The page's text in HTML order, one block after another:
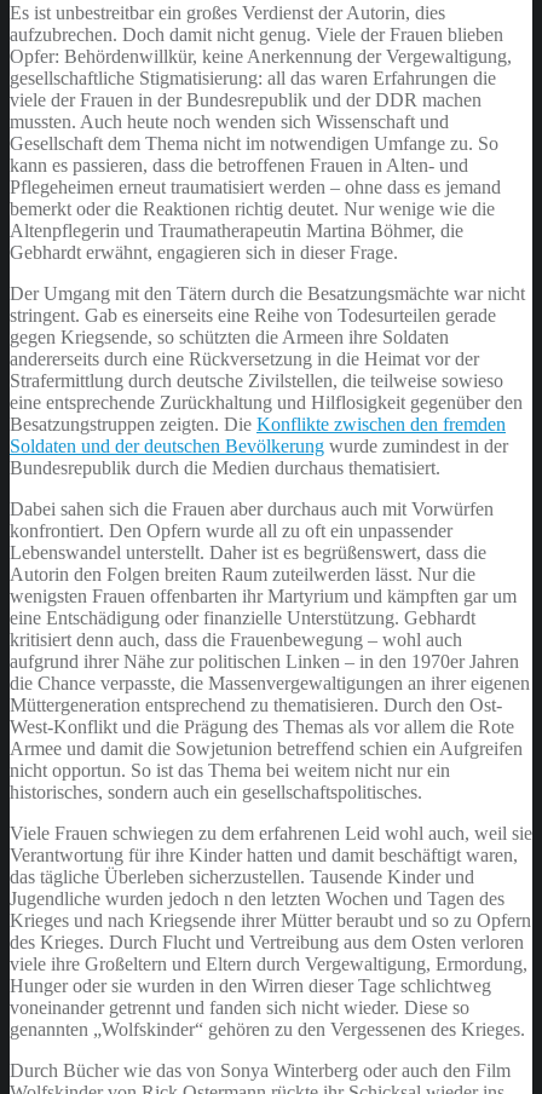
Es ist unbestreitbar ein großes Verdienst der Autorin, dies
aufzubrechen. Doch damit nicht genug. Viele der Frauen blieben
Opfer: Behördenwillkür, keine Anerkennung der Vergewaltigung,
gesellschaftliche Stigmatisierung: all das waren Erfahrungen die
viele der Frauen in der Bundesrepublik und der DDR machen
mussten. Auch heute noch wenden sich Wissenschaft und
Gesellschaft dem Thema nicht im notwendigen Umfange zu. So
kann es passieren, dass die betroffenen Frauen in Alten- und
Pflegeheimen erneut traumatisiert werden – ohne dass es jemand
bemerkt oder die Reaktionen richtig deutet. Nur wenige wie die
Altenpflegerin und Traumatherapeutin Martina Böhmer, die
Gebhardt erwähnt, engagieren sich in dieser Frage.
Der Umgang mit den Tätern durch die Besatzungsmächte war nicht
stringent. Gab es einerseits eine Reihe von Todesurteilen gerade
gegen Kriegsende, so schützten die Armeen ihre Soldaten
andererseits durch eine Rückversetzung in die Heimat vor der
Strafermittlung durch deutsche Zivilstellen, die teilweise sowieso
eine entsprechende Zurückhaltung und Hilflosigkeit gegenüber den
Besatzungstruppen zeigten. Die Konflikte zwischen den fremden
Soldaten und der deutschen Bevölkerung wurde zumindest in der
Bundesrepublik durch die Medien durchaus thematisiert.
Dabei sahen sich die Frauen aber durchaus auch mit Vorwürfen
konfrontiert. Den Opfern wurde all zu oft ein unpassender
Lebenswandel unterstellt. Daher ist es begrüßenswert, dass die
Autorin den Folgen breiten Raum zuteilwerden lässt. Nur die
wenigsten Frauen offenbarten ihr Martyrium und kämpften gar um
eine Entschädigung oder finanzielle Unterstützung. Gebhardt
kritisiert denn auch, dass die Frauenbewegung – wohl auch
aufgrund ihrer Nähe zur politischen Linken – in den 1970er Jahren
die Chance verpasste, die Massenvergewaltigungen an ihrer eigenen
Müttergeneration entsprechend zu thematisieren. Durch den Ost-
West-Konflikt und die Prägung des Themas als vor allem die Rote
Armee und damit die Sowjetunion betreffend schien ein Aufgreifen
nicht opportun. So ist das Thema bei weitem nicht nur ein
historisches, sondern auch ein gesellschaftspolitisches.
Viele Frauen schwiegen zu dem erfahrenen Leid wohl auch, weil sie
Verantwortung für ihre Kinder hatten und damit beschäftigt waren,
das tägliche Überleben sicherzustellen. Tausende Kinder und
Jugendliche wurden jedoch n den letzten Wochen und Tagen des
Krieges und nach Kriegsende ihrer Mütter beraubt und so zu Opfern
des Krieges. Durch Flucht und Vertreibung aus dem Osten verloren
viele ihre Großeltern und Eltern durch Vergewaltigung, Ermordung,
Hunger oder sie wurden in den Wirren dieser Tage schlichtweg
voneinander getrennt und fanden sich nicht wieder. Diese so
genannten „Wolfskinder“ gehören zu den Vergessenen des Krieges.
Durch Bücher wie das von Sonya Winterberg oder auch den Film